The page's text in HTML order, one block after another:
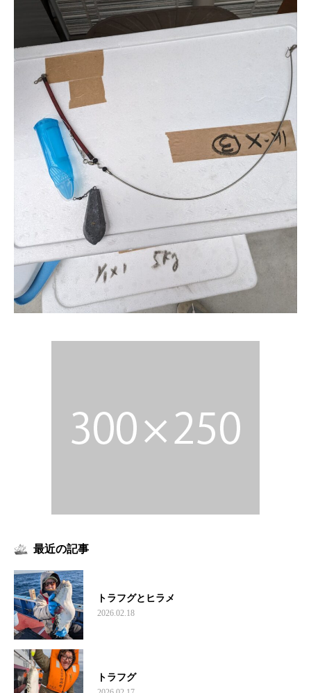
最近の記事
トラフグとヒラメ
2026.02.18
トラフグ